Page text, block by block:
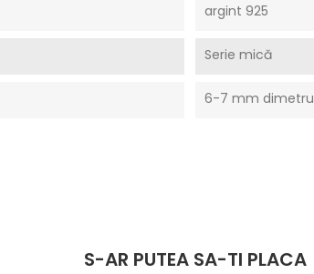
argint 925
Serie mică
6-7 mm dimetru
S-AR PUTEA SA-TI PLACA